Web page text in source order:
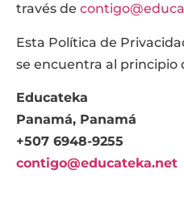
través de
Esta Política de
se encuentra al principio
Educateka
Panamá, Panamá
+507 6948-9255
contigo@educateka.net